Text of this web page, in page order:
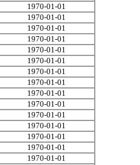
1970-01-01
1970-01-01
1970-01-01
1970-01-01
1970-01-01
1970-01-01
1970-01-01
1970-01-01
1970-01-01
1970-01-01
1970-01-01
1970-01-01
1970-01-01
1970-01-01
1970-01-01